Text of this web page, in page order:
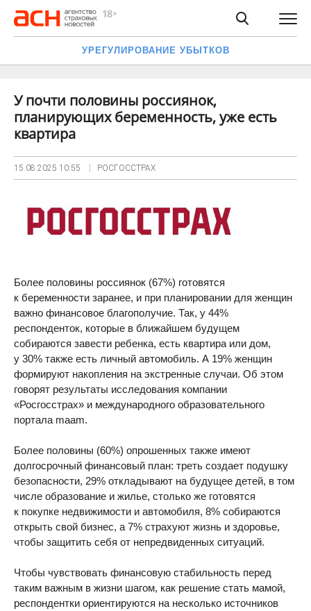
УРЕГУЛИРОВАНИЕ УБЫТКОВ
У почти половины россиянок,
планирующих беременность, уже есть
квартира
15.08.2025 10:55 РОСГОССТРАХ
Более половины россиянок (67%) готовятся
к беременности заранее, и при планировании для женщин
важно финансовое благополучие. Так, у 44%
респонденток, которые в ближайшем будущем
собираются завести ребенка, есть квартира или дом,
у 30% также есть личный автомобиль. А 19% женщин
формируют накопления на экстренные случаи. Об этом
говорят результаты исследования компании
«Росгосстрах» и международного образовательного
портала maam.
Более половины (60%) опрошенных также имеют
долгосрочный финансовый план: треть создает подушку
безопасности, 29% откладывают на будущее детей, в том
числе образование и жилье, столько же готовятся
к покупке недвижимости и автомобиля, 8% собираются
открыть свой бизнес, а 7% страхуют жизнь и здоровье,
чтобы защитить себя от непредвиденных ситуаций.
Чтобы чувствовать финансовую стабильность перед
таким важным в жизни шагом, как решение стать мамой,
респондентки ориентируются на несколько источников